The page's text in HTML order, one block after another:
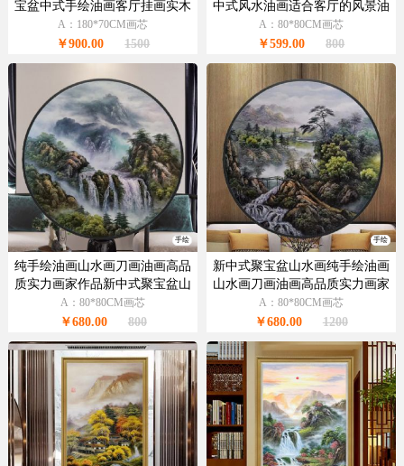
宝盆中式手绘油画客厅挂画实木
画框
A：180*70CM画芯
￥900.00 1500
中式风水油画适合客厅的风景油
画
A：80*80CM画芯
￥599.00 800
手绘
纯手绘油画山水画刀画油画高品
质实力画家作品新中式聚宝盆山
水画
A：80*80CM画芯
￥680.00 800
手绘
新中式聚宝盆山水画纯手绘油画
山水画刀画油画高品质实力画家
作品
A：80*80CM画芯
￥680.00 1200